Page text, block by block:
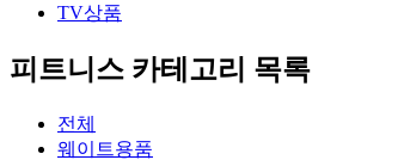
TV상품
피트니스 카테고리 목록
전체
웨이트용품